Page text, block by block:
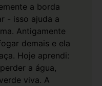
a borda
- isso ajuda a
Antigamente
demais e ela
Hoje aprendi:
a água,
viva. A